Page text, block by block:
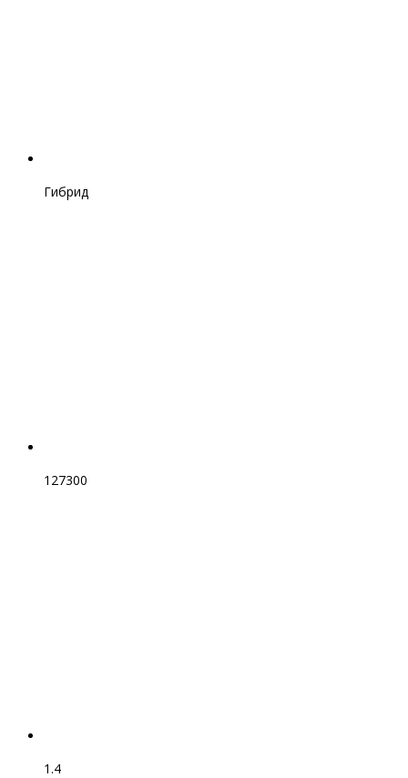
Гибрид
127300
1.4